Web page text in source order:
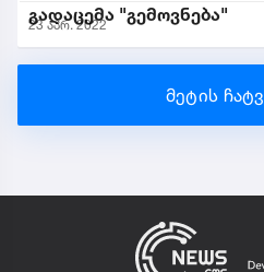
გადაცემა "გემოვნება"
23 აპრ. 2022
მეტის